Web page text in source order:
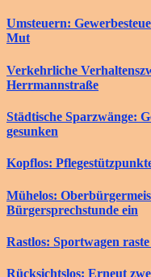
Umsteuern:
Mut
Verkehrliche
Herrmannstraße
Städtische Sparzwänge:
gesunken
Kopflos:
Mühelos:
Bürgersprechstunde ein
Rastlos: Sportwagen
Rücksichtslos: Erneut